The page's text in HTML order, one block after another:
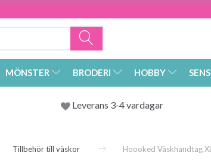
MÖNSTER BRODERI HOBBY
Leverans 3-4 vardagar
Tillbehör till väskor Hoooked Väskhandtag XL